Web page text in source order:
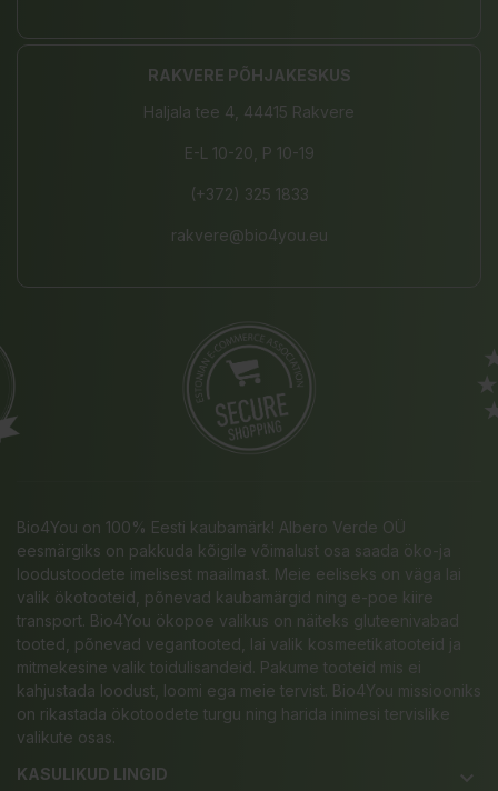
RAKVERE PÕHJAKESKUS
Haljala tee 4, 44415 Rakvere
E-L 10-20, P 10-19
(+372) 325 1833
rakvere@bio4you.eu
Bio4You on 100% Eesti kaubamärk! Albero Verde OÜ
eesmärgiks on pakkuda kõigile võimalust osa saada öko-ja
loodustoodete imelisest maailmast. Meie eeliseks on väga lai
valik ökotooteid, põnevad kaubamärgid ning e-poe kiire
transport. Bio4You ökopoe valikus on näiteks gluteenivabad
tooted, põnevad vegantooted, lai valik kosmeetikatooteid ja
mitmekesine valik toidulisandeid. Pakume tooteid mis ei
kahjustada loodust, loomi ega meie tervist. Bio4You missiooniks
on rikastada ökotoodete turgu ning harida inimesi tervislike
valikute osas.
KASULIKUD LINGID
keyboard_arrow_down